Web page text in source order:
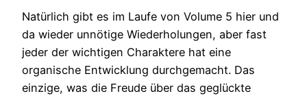
Natürlich gibt es im Laufe von Volume 5 hier und
da wieder unnötige Wiederholungen, aber fast
jeder der wichtigen Charaktere hat eine
organische Entwicklung durchgemacht. Das
einzige, was die Freude über das geglückte